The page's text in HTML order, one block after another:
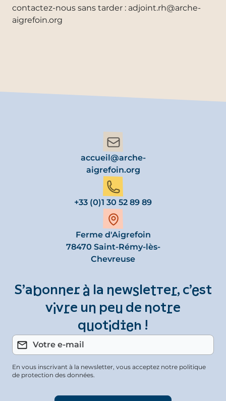
contactez-nous sans tarder : adjoint.rh@arche-
aigrefoin.org
accueil@arche-
aigrefoin.org
+33 (0)1 30 52 89 89
Ferme d'Aigrefoin
78470 Saint-Rémy-lès-
Chevreuse
S’abonner à la newsletter, c’est
vivre un peu de notre
quotidien !
En vous inscrivant à la newsletter, vous acceptez notre politique
de protection des données.